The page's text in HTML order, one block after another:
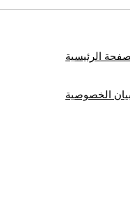
الرئيسية
بيان الخصوصية